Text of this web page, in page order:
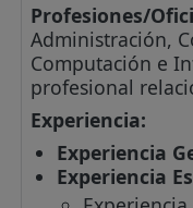
Profesiones/
Administración,
Computación e
profesional
Experiencia:
Experiencia
Experiencia